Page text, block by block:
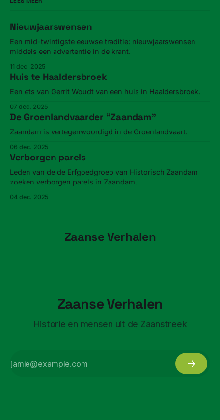
Nieuwjaarswensen
Een mid-twintigste eeuwse traditie: nieuwjaarswensen
middels een advertentie in de krant.
11 dec. 2025
Huis te Haaldersbroek
Een ets van Gerrit Woudt van een huis in Haaldersbroek.
07 dec. 2025
De Groenlandvaarder “Zaandam”
Zaandam is vertegenwoordigd in de Groenlandvaart.
06 dec. 2025
Verborgen parels
Leden van de de Erfgoedgroep van Historisch Zaandam
zoeken verborgen parels in Zaandam.
04 dec. 2025
Zaanse Verhalen
Zaanse Verhalen
Historie en mensen uit de Zaanstreek